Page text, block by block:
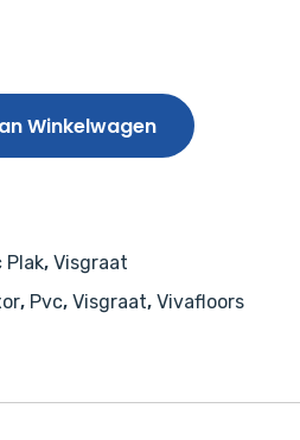
Winkelwagen
Plak, Visgraat
, Pvc, Visgraat, Vivafloors